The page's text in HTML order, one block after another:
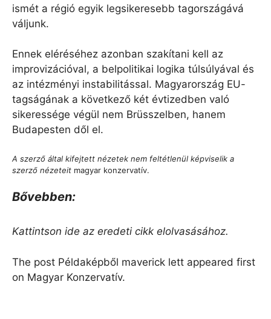
ismét a régió egyik legsikeresebb tagországává
váljunk.
Ennek eléréséhez azonban szakítani kell az
improvizációval, a belpolitikai logika túlsúlyával és
az intézményi instabilitással. Magyarország EU-
tagságának a következő két évtizedben való
sikeressége végül nem Brüsszelben, hanem
Budapesten dől el.
A szerző által kifejtett nézetek nem feltétlenül képviselik a
szerző nézeteit magyar konzervatív.
Bővebben:
Kattintson ide az eredeti cikk elolvasásához.
The post Példaképből maverick lett appeared first
on Magyar Konzervatív.